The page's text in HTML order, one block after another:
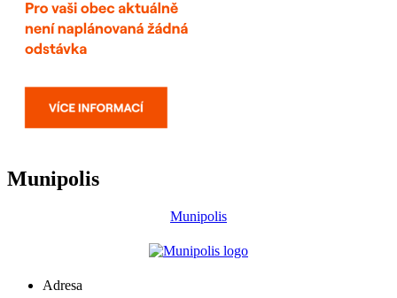
Munipolis
Munipolis
Adresa